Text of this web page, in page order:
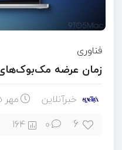
فناوری
زمان عرضه
خبرآنلاین مهر ۲۵, ۱۴۰۴
6
0
164